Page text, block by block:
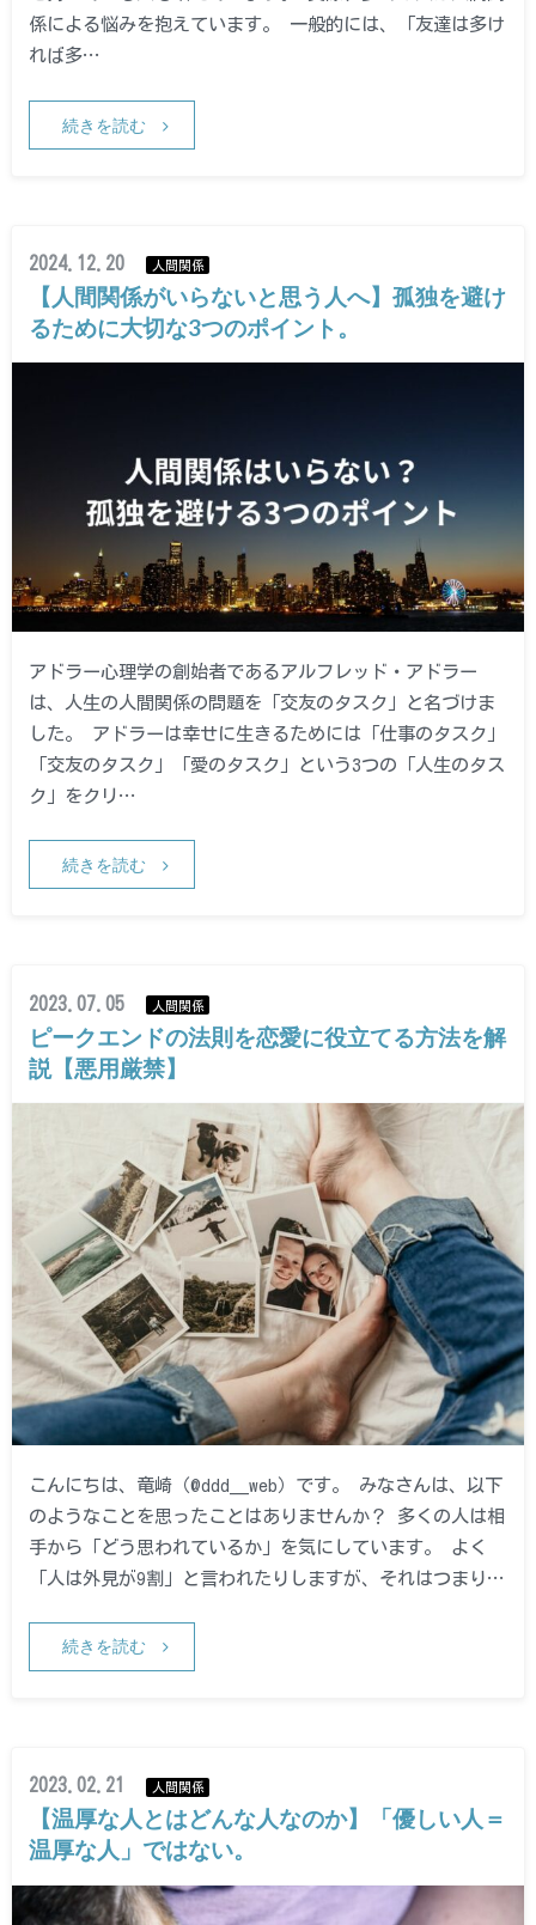
係による悩みを抱えています。 一般的には、「友達は多け
れば多…
続きを読む
2024.12.20 人間関係
【人間関係がいらないと思う人へ】孤独を避け
るために大切な3つのポイント。
アドラー心理学の創始者であるアルフレッド・アドラー
は、人生の人間関係の問題を「交友のタスク」と名づけま
した。 アドラーは幸せに生きるためには「仕事のタスク」
「交友のタスク」「愛のタスク」という3つの「人生のタス
ク」をクリ…
続きを読む
2023.07.05 人間関係
ピークエンドの法則を恋愛に役立てる方法を解
説【悪用厳禁】
こんにちは、竜崎（@ddd__web）です。 みなさんは、以下
のようなことを思ったことはありませんか？ 多くの人は相
手から「どう思われているか」を気にしています。 よく
「人は外見が9割」と言われたりしますが、それはつまり…
続きを読む
2023.02.21 人間関係
【温厚な人とはどんな人なのか】「優しい人＝
温厚な人」ではない。